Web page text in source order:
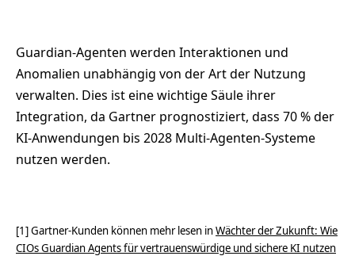
Guardian-Agenten werden Interaktionen und
Anomalien unabhängig von der Art der Nutzung
verwalten. Dies ist eine wichtige Säule ihrer
Integration, da Gartner prognostiziert, dass 70 % der
KI-Anwendungen bis 2028 Multi-Agenten-Systeme
nutzen werden.
[1] Gartner-Kunden können mehr lesen inWächter der Zukunft: Wie
CIOs Guardian Agents für vertrauenswürdige und sichere KI nutzen